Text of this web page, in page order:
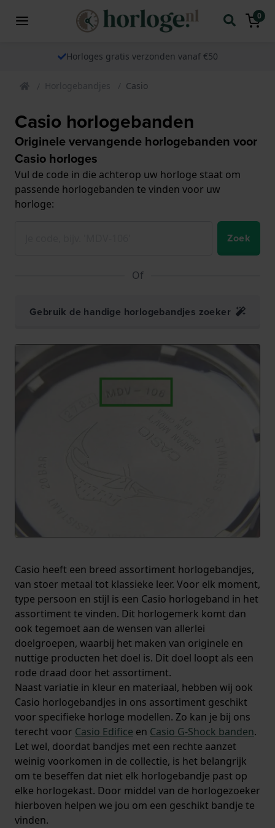
0
Horloges gratis verzonden vanaf €50
Horlogebandjes Casio
Casio horlogebanden
Originele vervangende horlogebanden voor
Casio horloges
Vul de code in die achterop uw horloge staat om
passende horlogebanden te vinden voor uw
horloge:
Zoek
Of
Gebruik de handige horlogebandjes zoeker
Casio heeft een breed assortiment horlogebandjes,
van stoer metaal tot klassieke leer. Voor elk moment,
type persoon en stijl is een Casio horlogeband in het
assortiment te vinden. Dit horlogemerk komt dan
ook tegemoet aan de wensen van allerlei
doelgroepen, waarbij het maken van originele en
nuttige producten het doel is. Dit doel loopt als een
rode draad door het assortiment.
Naast variatie in kleur en materiaal, hebben wij ook
Casio horlogebandjes in ons assortiment geschikt
voor specifieke horloge modellen. Zo kan je bij ons
terecht voor Casio Edifice en Casio G-Shock banden.
Let wel, doordat bandjes met een rechte aanzet
weinig voorkomen in de collectie, is het belangrijk
om te beseffen dat niet elk horlogebandje past op
elke horlogekast. Door middel van de horlogezoeker
hierboven helpen we jou om een geschikt bandje te
vinden.